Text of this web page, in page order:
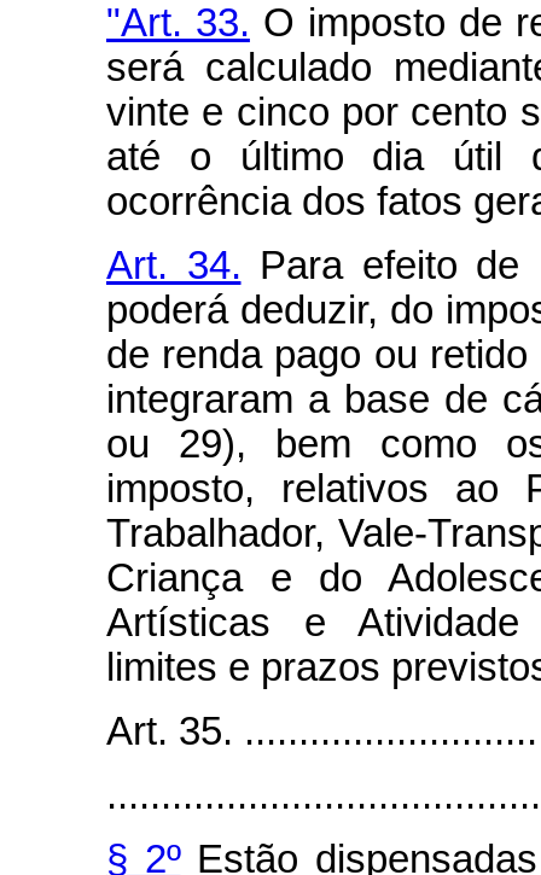
"Art. 33. O imposto de
será calculado
vinte e cinco por cento
até o último dia útil
ocorrência dos fatos
Art. 34. Para efeito de
poderá deduzir, do
de renda pago ou
integraram a base de
ou 29), bem como
imposto, relativos ao
Trabalhador, Vale-
Criança e do
Artísticas e Atividade
limites e prazos
Art. 35.
§ 2ºEstão